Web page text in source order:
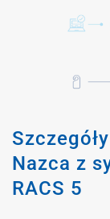
Nazca z
RACS 5